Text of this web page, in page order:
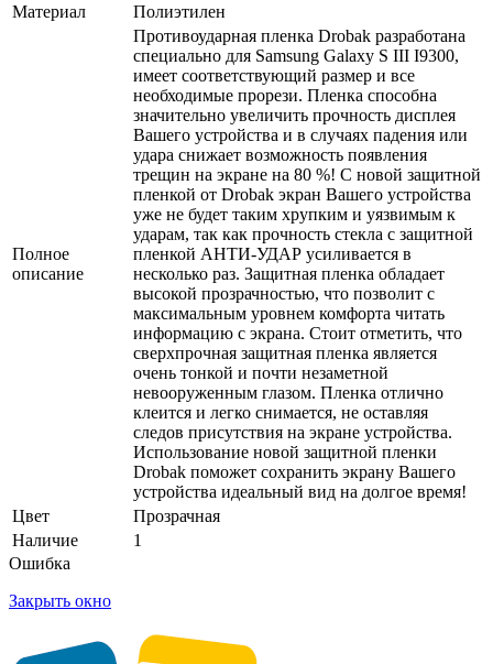
Материал
Полиэтилен
Полное
описание
Противоударная пленка Drobak разработана
специально для Samsung Galaxy S III I9300,
имеет соответствующий размер и все
необходимые прорези. Пленка способна
значительно увеличить прочность дисплея
Вашего устройства и в случаях падения или
удара снижает возможность появления
трещин на экране на 80 %! С новой защитной
пленкой от Drobak экран Вашего устройства
уже не будет таким хрупким и уязвимым к
ударам, так как прочность стекла с защитной
пленкой АНТИ-УДАР усиливается в
несколько раз. Защитная пленка обладает
высокой прозрачностью, что позволит с
максимальным уровнем комфорта читать
информацию с экрана. Стоит отметить, что
сверхпрочная защитная пленка является
очень тонкой и почти незаметной
невооруженным глазом. Пленка отлично
клеится и легко снимается, не оставляя
следов присутствия на экране устройства.
Использование новой защитной пленки
Drobak поможет сохранить экрану Вашего
устройства идеальный вид на долгое время!
Цвет
Прозрачная
Наличие
1
Ошибка
Закрыть окно